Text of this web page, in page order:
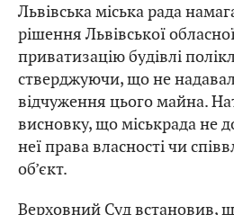
Львівська міська рада
рішення Львівської
приватизацію будівлі
стверджуючи, що не
відчуження цього майна.
висновку, що міськрада не
неї права власності чи
об’єкт.
Верховний Суд встановив,